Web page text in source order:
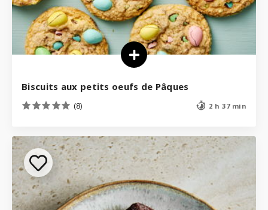
Biscuits aux petits oeufs de Pâques
(8) 2 h 37 min